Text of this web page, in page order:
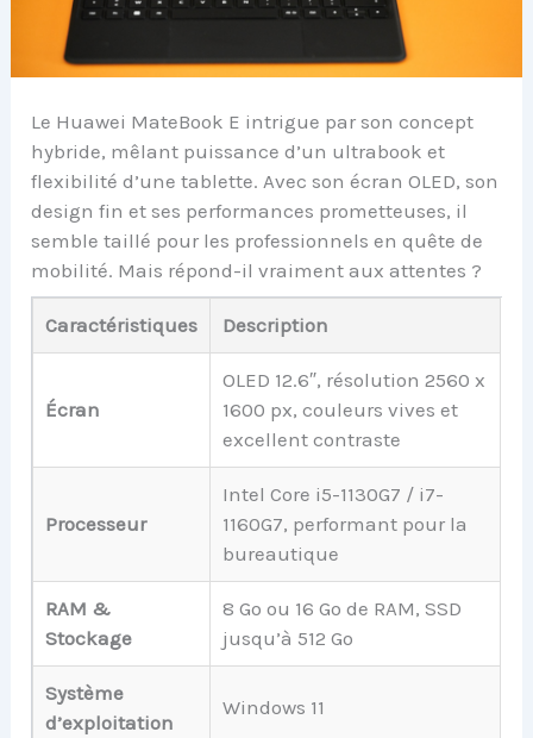
Le Huawei MateBook E intrigue par son concept
hybride, mêlant puissance d’un ultrabook et
flexibilité d’une tablette. Avec son écran OLED, son
design fin et ses performances prometteuses, il
semble taillé pour les professionnels en quête de
mobilité. Mais répond-il vraiment aux attentes ?
Caractéristiques Description
Écran
OLED 12.6″, résolution 2560 x
1600 px, couleurs vives et
excellent contraste
Processeur
Intel Core i5-1130G7 / i7-
1160G7, performant pour la
bureautique
RAM &
Stockage
8 Go ou 16 Go de RAM, SSD
jusqu’à 512 Go
Système
d’exploitation
Windows 11